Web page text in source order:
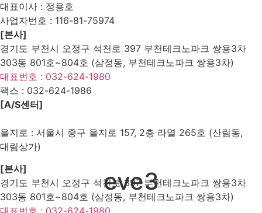
eve3
대표이사 : 정용호
사업자번호 : 116-81-75974
[본사]
경기도 부천시 오정구 석천로 397 부천테크노파크 쌍용3차
303동 801호~804호 (삼정동, 부천테크노파크 쌍용3차)
대표번호 : 032-624-1980
팩스 : 032-624-1986
[A/S센터]
을지로 : 서울시 중구 을지로 157, 2층 라열 265호 (산림동,
대림상가)
[본사]
경기도 부천시 오정구 석천로 397 부천테크노파크 쌍용3차
303동 801호~804호 (삼정동, 부천테크노파크 쌍용3차)